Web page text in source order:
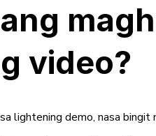
video?
lightening demo, nasa